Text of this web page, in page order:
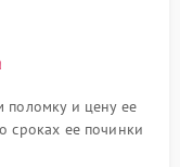
поломку и цену ее
сроках ее починки